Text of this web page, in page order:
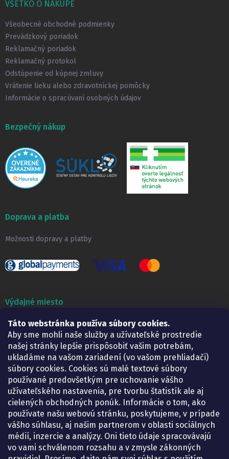
Táto webstránka používa súbory cookies.
Aby sme mohli naše služby a užívateľské prostredie
našej stránky lepšie prispôsobiť vašim potrebám,
ukladáme na vašom zariadení (vo vašom prehliadači)
súbory cookies. Cookies sú malé textové súbory
používané predovšetkým pre uchovanie vášho
užívateľského nastavenia, pre tvorbu štatistík ale aj
cielených obchodných ponúk. Informácie o tom, ako
používate našu webovú stránku, poskytujeme, v prípade
vášho súhlasu, aj našim partnerom v oblasti sociálnych
médií, inzercie a analýzy. Oni tieto údaje spracovávajú
vo vami schválenom rozsahu a v zmysle zákonných
VŠETKO O NÁKUPE
Všeobecné obchodné podmienky
Prevádzkový poriadok
Reklamačný poriadok
Reklamačný protokol
Odstúpenie od kúpnej zmluvy
Vrátenie lieku alebo zdravotníckej pomôcky
Informácie o spracúvaní osobných údajov
Bezpečný nákup
Doprava a platba
Možnosti dopravy a platby
Výdajné miesto
Lekáreň ADONAI
Košice – Smetanova 2
Pondelok:
07.30 – 15.30 h.
Utorok:
07.30 – 16.00 h.
Streda:
07.30 – 16.00 h.
Štvrtok:
07.30 – 15.30 h.
Piatok:
07.30 – 15.30 h.
KONTAKT
eshop@lekarenadonai.sk
+421 948 203 203